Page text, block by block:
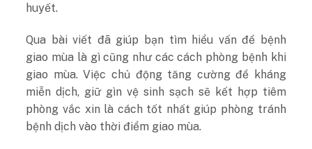
huyết.
Qua bài viết đã giúp bạn tìm hiểu vấn đề bệnh
giao mùa là gì cũng như các cách phòng bệnh khi
giao mùa. Việc chủ động tăng cường đề kháng
miễn dịch, giữ gìn vệ sinh sạch sẽ kết hợp tiêm
phòng vắc xin là cách tốt nhất giúp phòng tránh
bệnh dịch vào thời điểm giao mùa.